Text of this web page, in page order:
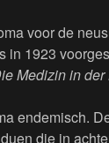
voor de
in 1923
Medizin in
endemisch.
die in